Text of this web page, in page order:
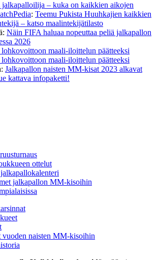
jalkapalloilija – kuka on kaikkien aikojen
: Teemu Pukista Huuhkajien kaikkien
– katso maalintekijätilasto
: Näin FIFA haluaa nopeuttaa peliä jalkapallon
2026
lohkovoittoon maali-iloittelun päätteeksi
lohkovoittoon maali-iloittelun päätteeksi
: Jalkapallon naisten MM-kisat 2023 alkavat
kattava infopaketti!
ottelut
jalkapallon MM-kisoihin
naisten MM-kisoihin